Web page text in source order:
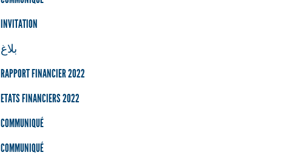
INVITATION
بلاغ
RAPPORT FINANCIER 2022
ETATS FINANCIERS 2022
COMMUNIQUÉ
COMMUNIQUÉ